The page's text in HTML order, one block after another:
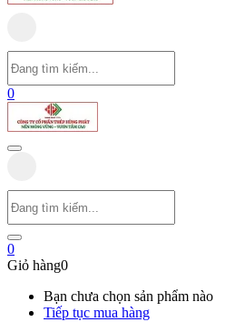
0
0
Giỏ hàng0
Bạn chưa chọn sản phẩm nào
Tiếp tục mua hàng